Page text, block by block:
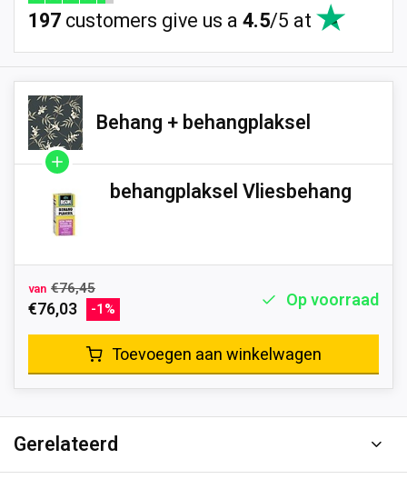
197customers give us a4.5/5 at
Behang + behangplaksel
behangplaksel Vliesbehang
van €76,45
€76,03 -1% Op voorraad
Toevoegen aan winkelwagen
Gerelateerd